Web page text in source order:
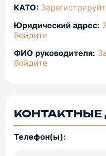
КАТО:
Юридический адрес:
Войдите
ФИО руководителя:
Войдите
Телефон(ы):